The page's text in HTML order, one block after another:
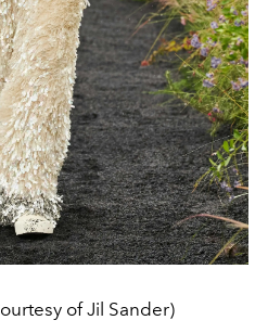
of Jil Sander)